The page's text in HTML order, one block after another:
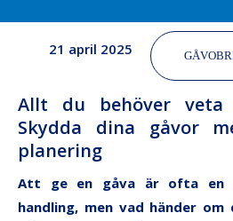
21 april 2025
Allt du behöver veta
Skydda dina gåvor
planering
Att ge en gåva är ofta en
handling, men vad händer